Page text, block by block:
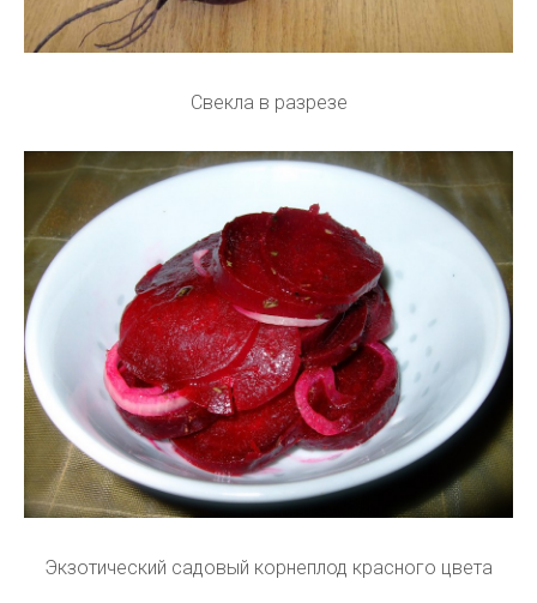
Свекла в разрезе
Экзотический садовый корнеплод красного цвета